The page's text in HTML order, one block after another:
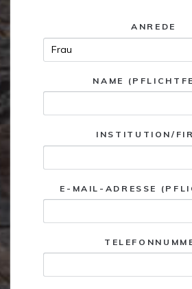
ANREDE
NAME
INSTITUTION/
E-MAIL-ADRESSE